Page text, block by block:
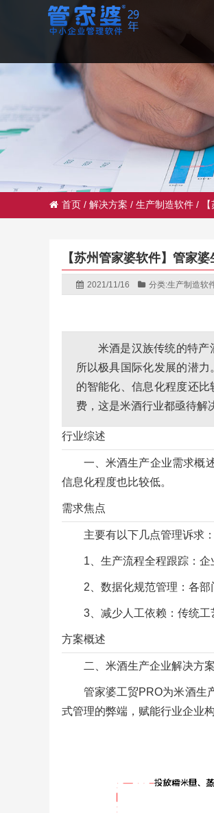
首页 / 解决方案 / 生产制造软件 /
【苏州管家婆软件】管家
2021/11/16 分类:生产制造软
米酒是汉族传统的特
所以极具国际化发展的潜
的智能化、信息化程度还
费，这是米酒行业都亟待解
行业综述
一、米酒生产企业需求概
信息化程度也比较低。
需求焦点
主要有以下几点管理诉求：
1、生产流程全程跟踪：
2、数据化规范管理：各
3、减少人工依赖：传统工
方案概述
二、米酒生产企业解决方案
管家婆工贸PRO为米酒生
式管理的弊端，赋能行业企业